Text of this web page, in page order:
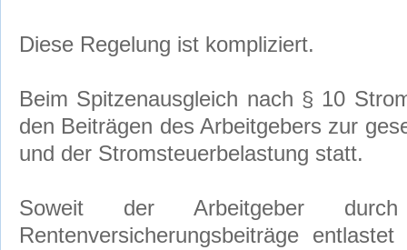
Diese Regelung ist kompliziert.
Beim Spitzenausgleich nach § 10
den Beiträgen des Arbeitgebers zur
und der Stromsteuerbelastung statt.
Soweit der Arbeitgeber
Rentenversicherungsbeiträge